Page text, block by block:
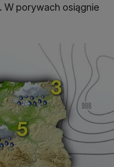
W porywach osiągnie